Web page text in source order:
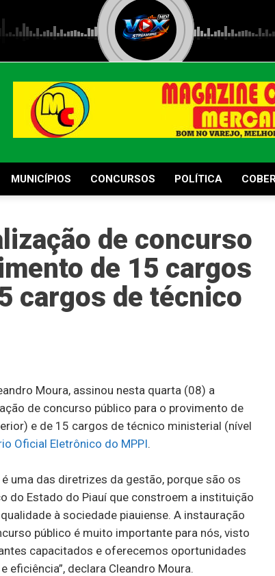
MUNICÍPIOS CONCURSOS POLÍTICA
de concurso
de 15 cargos
cargos de técnico
Moura, assinou nesta quarta (08) a
de concurso público para o provimento de
e de 15 cargos de técnico ministerial (nível
Oficial Eletrônico do MPPI.
uma das diretrizes da gestão, porque são os
do Estado do Piauí que constroem a instituição
à sociedade piauiense. A instauração
público é muito importante para nós, visto
capacitados e oferecemos oportunidades
declara Cleandro Moura.